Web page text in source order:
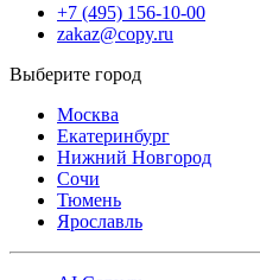
+7 (495) 156-10-00
zakaz@copy.ru
Москва
Екатеринбург
Нижний Новгород
Сочи
Тюмень
Ярославль